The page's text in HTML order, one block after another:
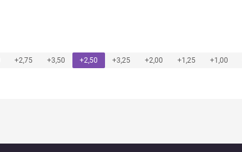
+2,75 +3,50 +2,50 +3,25 +2,00 +1,25 +1,00